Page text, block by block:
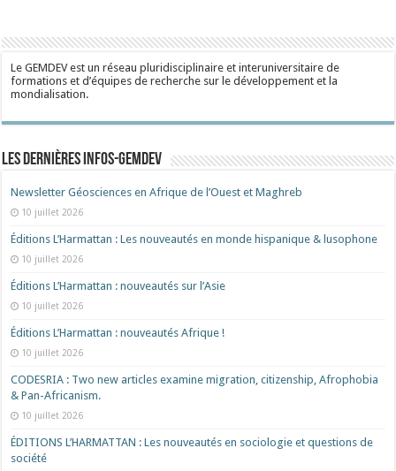
Le GEMDEV est un réseau pluridisciplinaire et interuniversitaire de
formations et d’équipes de recherche sur le développement et la
mondialisation.
Les dernières Infos-Gemdev
Newsletter Géosciences en Afrique de l’Ouest et Maghreb
10 juillet 2026
Éditions L’Harmattan : Les nouveautés en monde hispanique & lusophone
10 juillet 2026
Éditions L’Harmattan : nouveautés sur l’Asie
10 juillet 2026
Éditions L’Harmattan : nouveautés Afrique !​
10 juillet 2026
CODESRIA : Two new articles examine migration, citizenship, Afrophobia
& Pan-Africanism.
10 juillet 2026
ÉDITIONS L’HARMATTAN : Les nouveautés en sociologie et questions de
société